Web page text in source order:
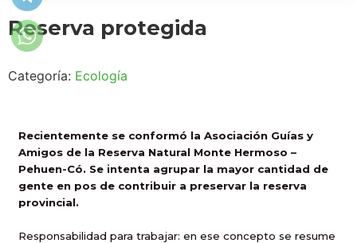
Reserva protegida
Categoría: Ecología
Recientemente se conformó la Asociación Guías y
Amigos de la Reserva Natural Monte Hermoso –
Pehuen-Có. Se intenta agrupar la mayor cantidad de
gente en pos de contribuir a preservar la reserva
provincial.
Responsabilidad para trabajar: en ese concepto se resume